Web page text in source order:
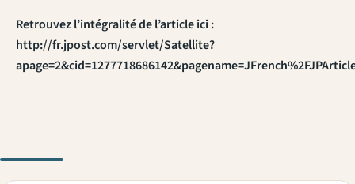
Retrouvez l’intégralité de l’article ici :
http://fr.jpost.com/servlet/Satellite?